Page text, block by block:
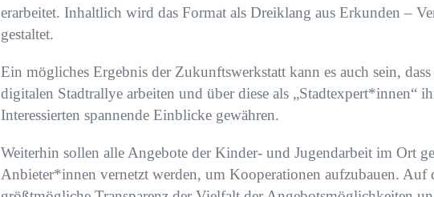
erarbeitet. Inhaltlich wird das Format als Dreiklang aus Erkunden –
gestaltet.
Ein mögliches Ergebnis der Zukunftswerkstatt kann es auch sein,
digitalen Stadtrallye arbeiten und über diese als „Stadtexpert*innen“
Interessierten spannende Einblicke gewähren.
Weiterhin sollen alle Angebote der Kinder- und Jugendarbeit im Ort
Anbieter*innen vernetzt werden, um Kooperationen aufzubauen. Auf